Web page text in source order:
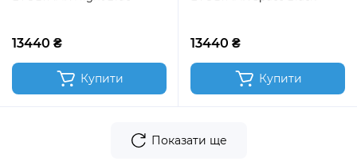
13440 ₴
Купити
13440 ₴
Купити
Показати ще